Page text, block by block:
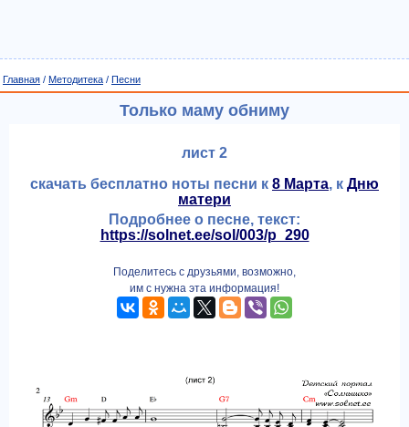
Главная / Методитека / Песни
Только маму обниму
лист 2
скачать бесплатно ноты песни к 8 Марта, к Дню
матери
Подробнее о песне, текст:
https://solnet.ee/sol/003/p_290
Поделитесь с друзьями, возможно,
им с нужна эта информация!